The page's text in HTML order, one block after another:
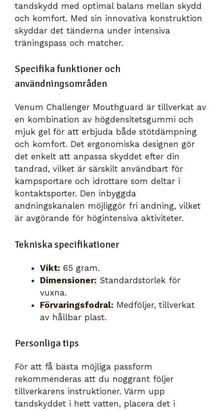
tandskydd med optimal balans mellan skydd
och komfort. Med sin innovativa konstruktion
skyddar det tänderna under intensiva
träningspass och matcher.
Specifika funktioner och
användningsområden
Venum Challenger Mouthguard är tillverkat av
en kombination av högdensitetsgummi och
mjuk gel för att erbjuda både stötdämpning
och komfort. Det ergonomiska designen gör
det enkelt att anpassa skyddet efter din
tandrad, vilket är särskilt användbart för
kampsportare och idrottare som deltar i
kontaktsporter. Den inbyggda
andningskanalen möjliggör fri andning, vilket
är avgörande för högintensiva aktiviteter.
Tekniska specifikationer
Vikt: 65 gram.
Dimensioner: Standardstorlek för
vuxna.
Förvaringsfodral: Medföljer, tillverkat
av hållbar plast.
Personliga tips
För att få bästa möjliga passform
rekommenderas att du noggrant följer
tillverkarens instruktioner. Värm upp
tandskyddet i hett vatten, placera det i